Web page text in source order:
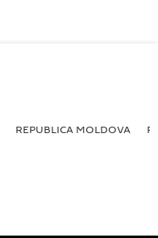
REPUBLICA MOLDOVA